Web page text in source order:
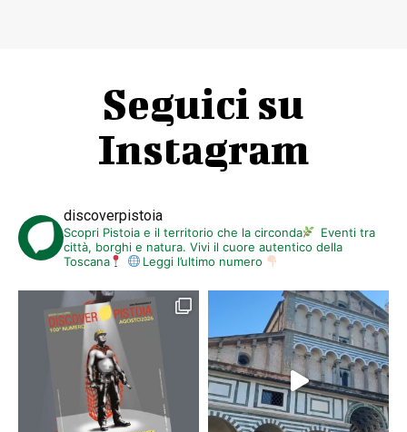
Seguici su
Instagram
discoverpistoia
Scopri Pistoia e il territorio che la circonda
Eventi tra
città, borghi e natura. Vivi il cuore autentico della
Toscana
Leggi l’ultimo numero